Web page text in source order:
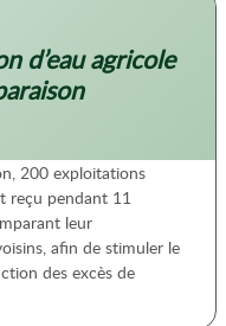
d’eau agricole
200 exploitations
reçu pendant 11
leur
afin de stimuler le
des excès de